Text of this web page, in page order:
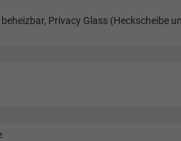
Privacy Glass (Heckscheibe